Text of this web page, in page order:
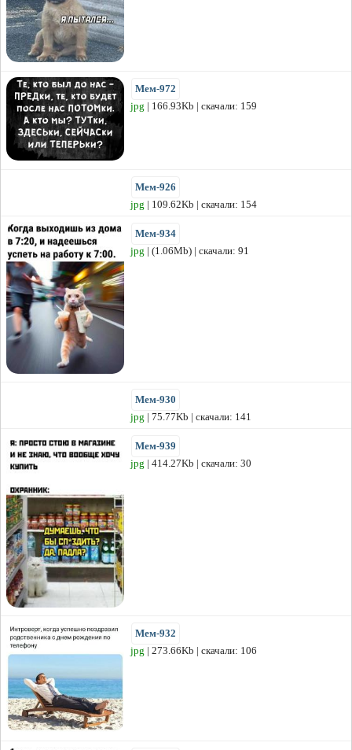
Мем-972
jpg | 166.93Kb | скачали: 159
Мем-926
jpg | 109.62Kb | скачали: 154
Мем-934
jpg | (1.06Mb) | скачали: 91
Мем-930
jpg | 75.77Kb | скачали: 141
Мем-939
jpg | 414.27Kb | скачали: 30
Мем-932
jpg | 273.66Kb | скачали: 106